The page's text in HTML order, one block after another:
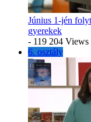
Június 1-jén
gyerekek
- 119 204 Views
6. osztály